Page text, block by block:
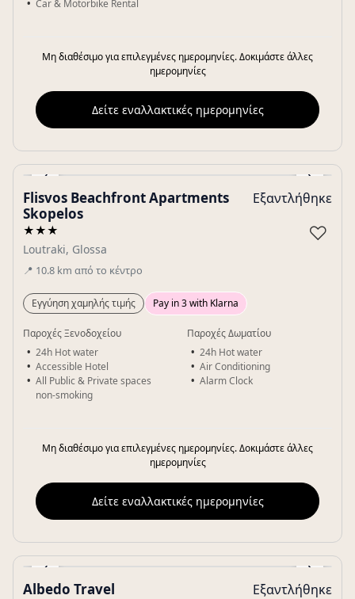
Car & Motorbike Rental
Μη διαθέσιμο για επιλεγμένες ημερομηνίες. Δοκιμάστε άλλες
ημερομηνίες
Δείτε εναλλακτικές ημερομηνίες
‹ ›
Gallery
Flisvos Beachfront Apartments
Skopelos
★★★
Loutraki, Glossa
📍 10.8 km από το κέντρο
Εξαντλήθηκε
♡
Εγγύηση χαμηλής τιμής Pay in 3 with Klarna
Παροχές Ξενοδοχείου
24h Hot water
Accessible Hotel
All Public & Private spaces
non-smoking
Παροχές Δωματίου
24h Hot water
Air Conditioning
Alarm Clock
Μη διαθέσιμο για επιλεγμένες ημερομηνίες. Δοκιμάστε άλλες
ημερομηνίες
Δείτε εναλλακτικές ημερομηνίες
‹ ›
Gallery
Albedo Travel Εξαντλήθηκε